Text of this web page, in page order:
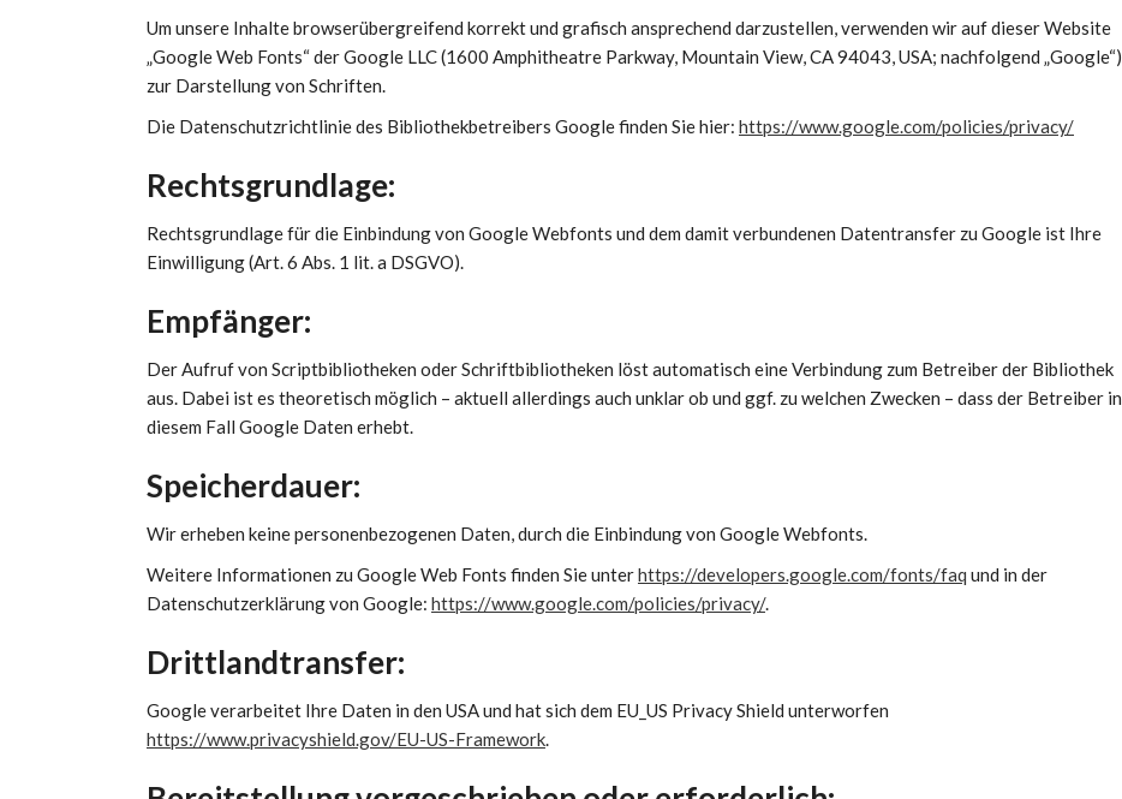
Um unsere Inhalte browserübergreifend korrekt und grafisch ansprechend darzustellen, verwenden wir auf dieser Website
„Google Web Fonts“ der Google LLC (1600 Amphitheatre Parkway, Mountain View, CA 94043, USA; nachfolgend „Google“)
zur Darstellung von Schriften.
Die Datenschutzrichtlinie des Bibliothekbetreibers Google finden Sie hier: https://www.google.com/policies/privacy/
Rechtsgrundlage:
Rechtsgrundlage für die Einbindung von Google Webfonts und dem damit verbundenen Datentransfer zu Google ist Ihre
Einwilligung (Art. 6 Abs. 1 lit. a DSGVO).
Empfänger:
Der Aufruf von Scriptbibliotheken oder Schriftbibliotheken löst automatisch eine Verbindung zum Betreiber der Bibliothek
aus. Dabei ist es theoretisch möglich – aktuell allerdings auch unklar ob und ggf. zu welchen Zwecken – dass der Betreiber in
diesem Fall Google Daten erhebt.
Speicherdauer:
Wir erheben keine personenbezogenen Daten, durch die Einbindung von Google Webfonts.
Weitere Informationen zu Google Web Fonts finden Sie unterhttps://developers.google.com/fonts/faq und in der
Datenschutzerklärung von Google: https://www.google.com/policies/privacy/.
Drittlandtransfer:
Google verarbeitet Ihre Daten in den USA und hat sich dem EU_US Privacy Shield unterworfen
https://www.privacyshield.gov/EU-US-Framework.